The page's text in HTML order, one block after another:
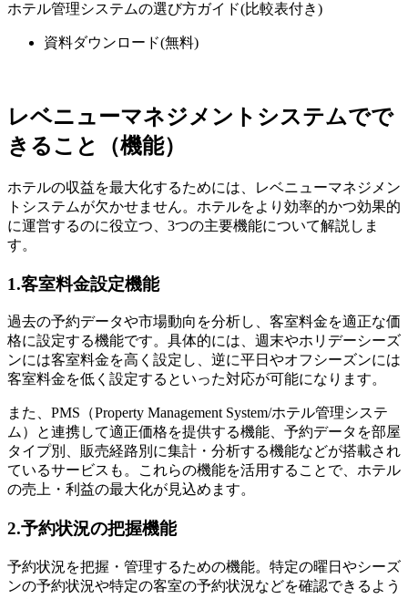
ホテル管理システムの選び方ガイド(比較表付き)
資料ダウンロード(無料)
レベニューマネジメントシステムでで
きること（機能）
ホテルの収益を最大化するためには、レベニューマネジメン
トシステムが欠かせません。ホテルをより効率的かつ効果的
に運営するのに役立つ、3つの主要機能について解説しま
す。
1.客室料金設定機能
過去の予約データや市場動向を分析し、客室料金を適正な価
格に設定する機能です。具体的には、週末やホリデーシーズ
ンには客室料金を高く設定し、逆に平日やオフシーズンには
客室料金を低く設定するといった対応が可能になります。
また、PMS（Property Management System/ホテル管理システ
ム）と連携して適正価格を提供する機能、予約データを部屋
タイプ別、販売経路別に集計・分析する機能などが搭載され
ているサービスも。これらの機能を活用することで、ホテル
の売上・利益の最大化が見込めます。
2.予約状況の把握機能
予約状況を把握・管理するための機能。特定の曜日やシーズ
ンの予約状況や特定の客室の予約状況などを確認できるよう